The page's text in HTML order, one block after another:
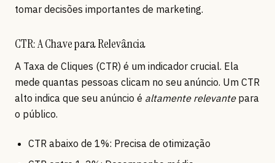
tomar decisões importantes de marketing.
CTR: A Chave para Relevância
A Taxa de Cliques (CTR) é um indicador crucial. Ela
mede quantas pessoas clicam no seu anúncio. Um CTR
alto indica que seu anúncio é altamente relevantepara
o público.
CTR abaixo de 1%: Precisa de otimização